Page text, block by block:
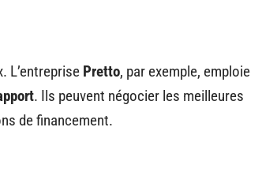
L’entreprise Pretto, par exemple, emploie
. Ils peuvent négocier les meilleures
de financement.